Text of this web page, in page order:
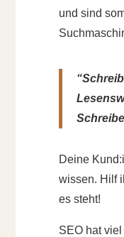
und sind
Deine
wissen. Hilf
es steht!
SEO hat